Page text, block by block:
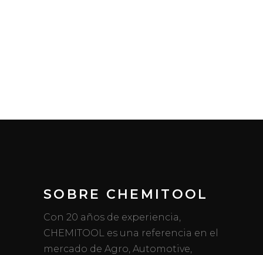
SOBRE CHEMITOOL
Con 20 años de experiencia,
CHEMITOOL es una referencia en el
mercado de Agro, Automotive,